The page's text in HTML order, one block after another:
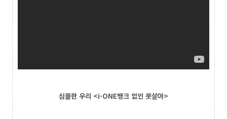
심플한 우리 <i-ONE뱅크 없인 못살아>